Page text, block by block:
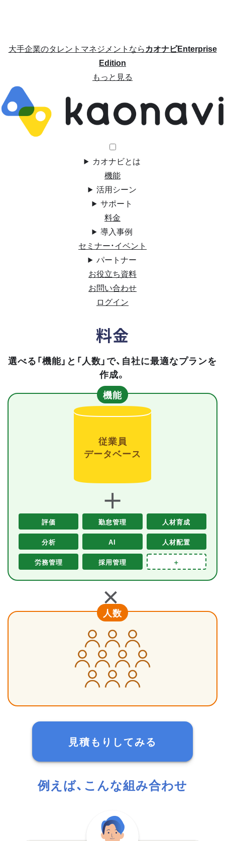
大手企業のタレントマネジメントならカオナビEnterprise
Edition
もっと見る
カオナビとは
機能
活用シーン
サポート
料金
導入事例
セミナー・イベント
パートナー
お役立ち資料
お問い合わせ
ログイン
料金
選べる「機能」と「人数」で、自社に最適なプランを
作成。
機能
従業員
データベース
＋
評価 勤怠管理 人材育成
分析 AI 人材配置
労務管理 採用管理 ＋
＋
人数
見積もりしてみる
例えば、こんな組み合わせ